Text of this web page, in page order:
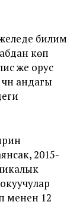
билим
көп
же орус
андагы
2015-
менен 12